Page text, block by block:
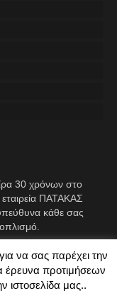
30 χρόνων στο
ΠΑΤΑΚΑΣ
κάθε σας
να σας παρέχει την
έρευνα προτιμήσεων
ιστοσελίδα μας..